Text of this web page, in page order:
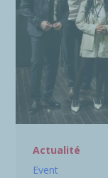
Actualité
Event